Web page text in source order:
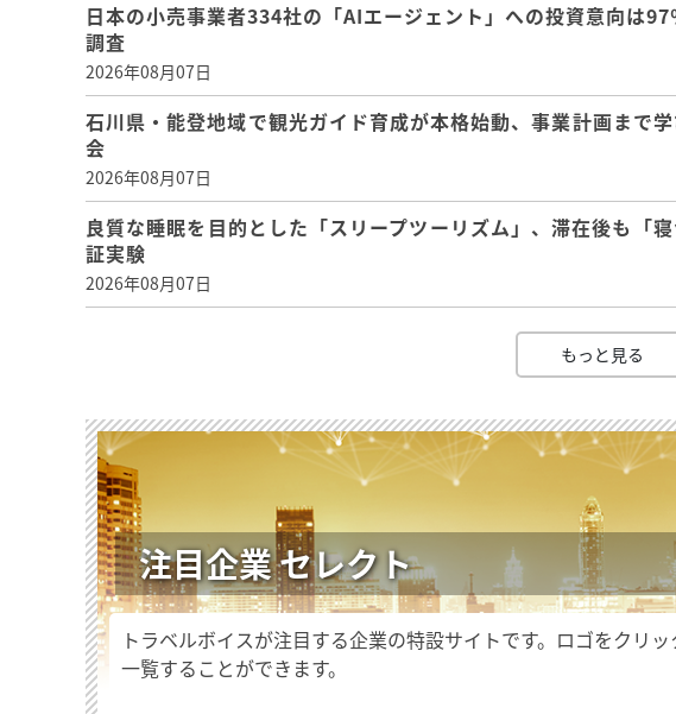
日本の小売事業者334社の「AIエージェント」への投資意向
調査
2026年08月07日
石川県・能登地域で観光ガイド育成が本格始動、事業計画ま
会
2026年08月07日
良質な睡眠を目的とした「スリープツーリズム」、滞在後も「
証実験
2026年08月07日
もっと見る
注目企業 セレクト
トラベルボイスが注目する企業の特設サイトです。ロゴをクリ
一覧することができます。